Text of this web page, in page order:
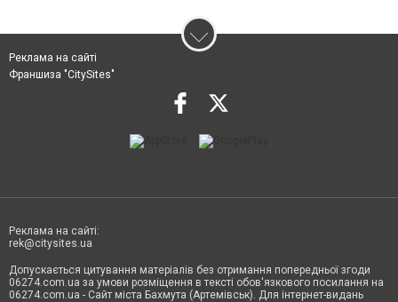
Реклама на сайті
Франшиза "CitySites"
Реклама на сайті:
rek@citysites.ua
Допускається цитування матеріалів без отримання попередньої згоди
06274.com.ua за умови розміщення в тексті обов'язкового посилання на
06274.com.ua - Сайт міста Бахмута (Артемівськ). Для інтернет-видань